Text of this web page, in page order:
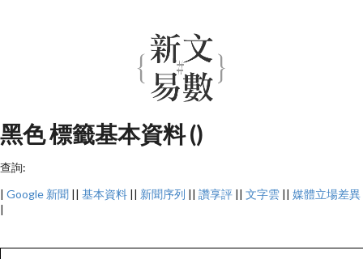
黑色 標籤基本資料 ()
查詢:
| Google 新聞 || 基本資料 || 新聞序列 || 讚享評 || 文字雲 || 媒體立場差異
|